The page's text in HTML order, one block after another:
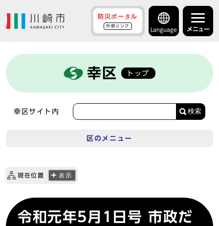
防災ポータル
外部リンク
Language メニュー
幸区 トップ
幸区サイト内 検索
区のメニュー
現在位置 表示
令和元年5月1日号 市政だ